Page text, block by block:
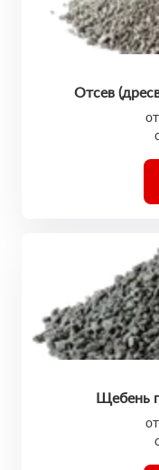
Отсев
Щебень